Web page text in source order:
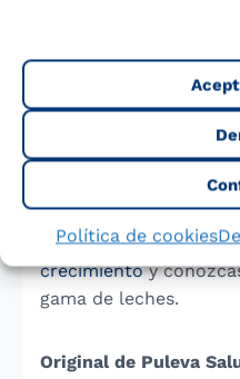
Política de cookies
lactancia no es solo
también una
fortalecer la relación
salud mental desde
Para finalizar, te
nuestro producto de
crecimientoy
gama de leches.
Original de Puleva